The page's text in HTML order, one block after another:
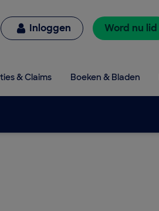
Inloggen Word nu lid
& Claims Boeken & Bladen